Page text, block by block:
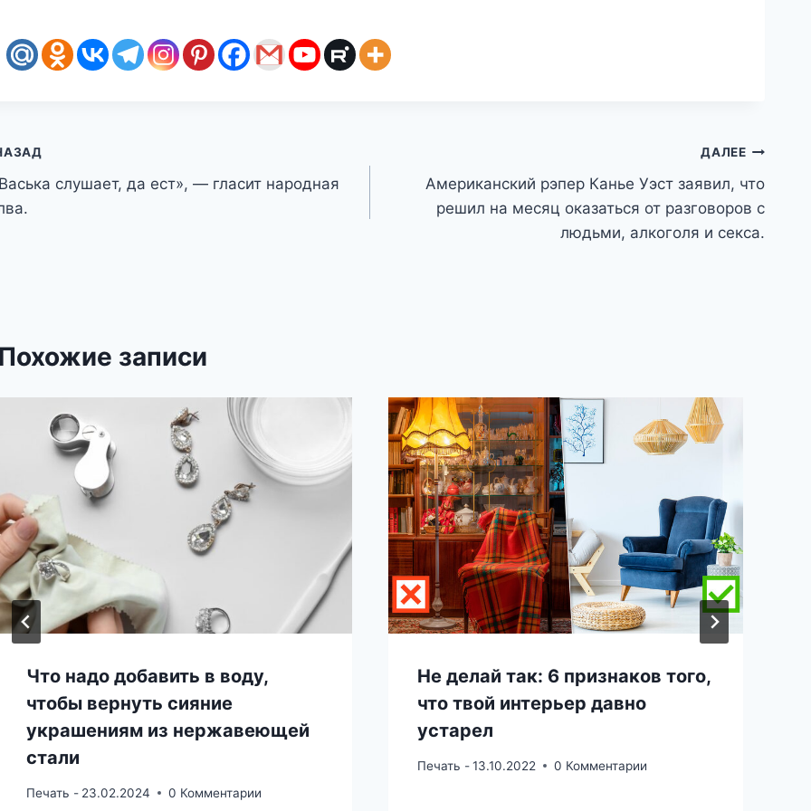
слушает, да ест», — гласит народная
ДАЛЕЕ
Американский рэпер Канье Уэст заявил, что
решил на месяц оказаться от разговоров с
людьми, алкоголя и секса.
Похожие записи
Что надо добавить в воду,
чтобы вернуть сияние
украшениям из нержавеющей
стали
Печать - 23.02.2024 0 Комментарии
Не делай так: 6 признаков того,
что твой интерьер давно
устарел
Печать -13.10.2022 0 Комментарии